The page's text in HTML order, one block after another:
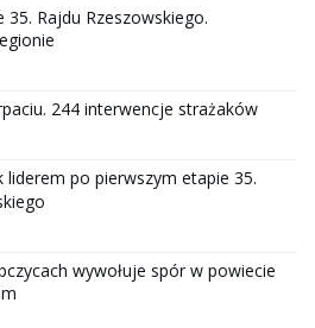
Rajdu Rzeszowskiego.
244 interwencje strażaków
liderem po pierwszym etapie 35.
wywołuje spór w powiecie